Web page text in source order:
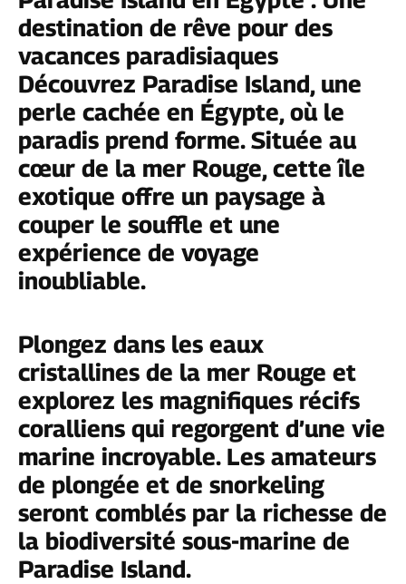
destination de rêve pour des
vacances paradisiaques
Découvrez Paradise Island, une
perle cachée en Égypte, où le
paradis prend forme. Située au
cœur de la mer Rouge, cette île
exotique offre un paysage à
couper le souffle et une
expérience de voyage
inoubliable.
Plongez dans les eaux
cristallines de la mer Rouge et
explorez les magnifiques récifs
coralliens qui regorgent d’une vie
marine incroyable. Les amateurs
de plongée et de snorkeling
seront comblés par la richesse de
la biodiversité sous-marine de
Paradise Island.